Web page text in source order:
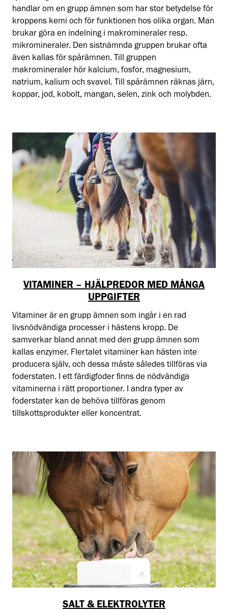
handlar om en grupp ämnen som har stor betydelse för
kroppens kemi och för funktionen hos olika organ. Man
brukar göra en indelning i makromineraler resp.
mikromineraler. Den sistnämnda gruppen brukar ofta
även kallas för spårämnen. Till gruppen
makromineraler hör kalcium, fosfor, magnesium,
natrium, kalium och svavel. Till spårämnen räknas järn,
koppar, jod, kobolt, mangan, selen, zink och molybden.
VITAMINER – HJÄLPREDOR MED MÅNGA
UPPGIFTER
Vitaminer är en grupp ämnen som ingår i en rad
livsnödvändiga processer i hästens kropp. De
samverkar bland annat med den grupp ämnen som
kallas enzymer. Flertalet vitaminer kan hästen inte
producera själv, och dessa måste således tillföras via
foderstaten. I ett färdigfoder finns de nödvändiga
vitaminerna i rätt proportioner. I andra typer av
foderstater kan de behöva tillföras genom
tillskottsprodukter eller koncentrat.
SALT & ELEKTROLYTER